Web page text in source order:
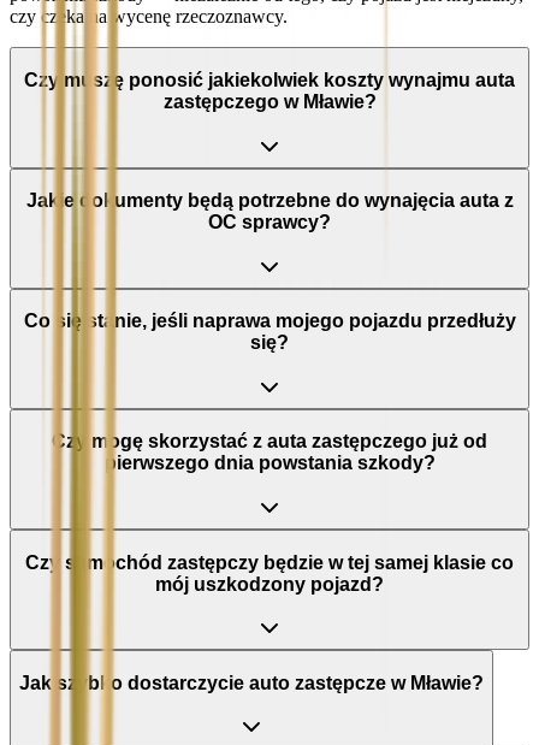
czy czeka na wycenę rzeczoznawcy.
Czy muszę ponosić jakiekolwiek koszty wynajmu auta
zastępczego w Mławie?
Jakie dokumenty będą potrzebne do wynajęcia auta z
OC sprawcy?
Co się stanie, jeśli naprawa mojego pojazdu przedłuży
się?
Czy mogę skorzystać z auta zastępczego już od
pierwszego dnia powstania szkody?
Czy samochód zastępczy będzie w tej samej klasie co
mój uszkodzony pojazd?
Jak szybko dostarczycie auto zastępcze w Mławie?